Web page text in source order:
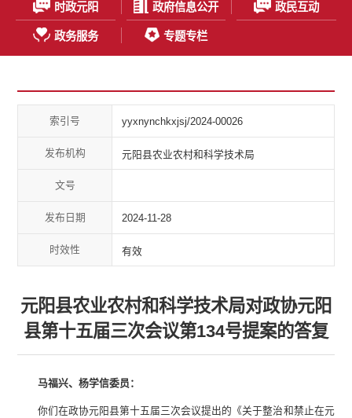
时政元阳 政府信息公开 政民互动
政务服务 专题专栏
索引号 yyxnynchkxjsj/2024-00026
发布机构 元阳县农业农村和科学技术局
文号
发布日期 2024-11-28
时效性 有效
元阳县农业农村和科学技术局对政协元阳
县第十五届三次会议第134号提案的答复
马福兴、杨学信委员：
你们在政协元阳县第十五届三次会议提出的《关于整治和禁止在元